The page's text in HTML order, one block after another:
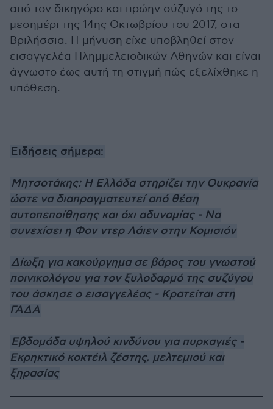
από τον δικηγόρο και πρώην σύζυγό της το
μεσημέρι της 14ης Οκτωβρίου του 2017, στα
Βριλήσσια. Η μήνυση είχε υποβληθεί στον
εισαγγελέα Πλημμελειοδικών Αθηνών και είναι
άγνωστο έως αυτή τη στιγμή πώς εξελίχθηκε η
υπόθεση.
Ειδήσεις σήμερα:
Μητσοτάκης: Η Ελλάδα στηρίζει την Ουκρανία
ώστε να διαπραγματευτεί από θέση
αυτοπεποίθησης και όχι αδυναμίας - Να
συνεχίσει η Φον ντερ Λάιεν στην Κομισιόν
Δίωξη για κακούργημα σε βάρος του γνωστού
ποινικολόγου για τον ξυλοδαρμό της συζύγου
του άσκησε ο εισαγγελέας - Κρατείται στη
ΓΑΔΑ
Εβδομάδα υψηλού κινδύνου για πυρκαγιές -
Εκρηκτικό κοκτέιλ ζέστης, μελτεμιού και
ξηρασίας